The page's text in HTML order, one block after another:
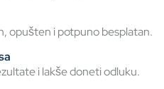
opušten i potpuno besplatan.
i lakše doneti odluku.